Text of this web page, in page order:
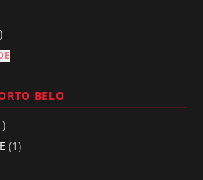
BELO
(1)